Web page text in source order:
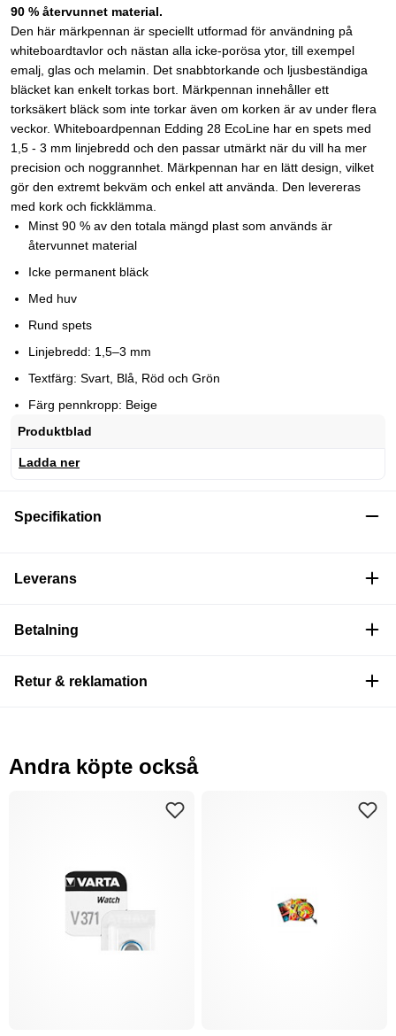
90 % återvunnet material.
Den här märkpennan är speciellt utformad för användning på
whiteboardtavlor och nästan alla icke-porösa ytor, till exempel
emalj, glas och melamin. Det snabbtorkande och ljusbeständiga
bläcket kan enkelt torkas bort. Märkpennan innehåller ett
torksäkert bläck som inte torkar även om korken är av under flera
veckor. Whiteboardpennan Edding 28 EcoLine har en spets med
1,5 - 3 mm linjebredd och den passar utmärkt när du vill ha mer
precision och noggrannhet. Märkpennan har en lätt design, vilket
gör den extremt bekväm och enkel att använda. Den levereras
med kork och fickklämma.
Minst 90 % av den totala mängd plast som används är
återvunnet material
Icke permanent bläck
Med huv
Rund spets
Linjebredd: 1,5–3 mm
Textfärg: Svart, Blå, Röd och Grön
Färg pennkropp: Beige
Produktblad
Ladda ner
Specifikation
Leverans
Betalning
Retur & reklamation
Andra köpte också